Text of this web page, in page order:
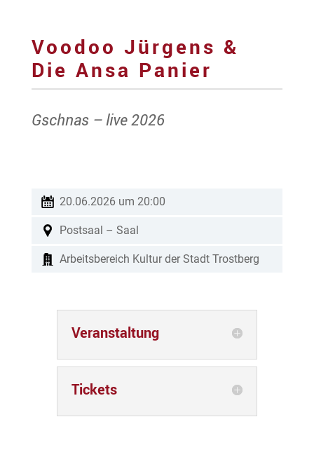
Voodoo Jürgens &
Die Ansa Panier
Gschnas – live 2026
20.06.2026 um 20:00
Postsaal – Saal
Arbeitsbereich Kultur der Stadt Trostberg
Veranstaltung
Tickets